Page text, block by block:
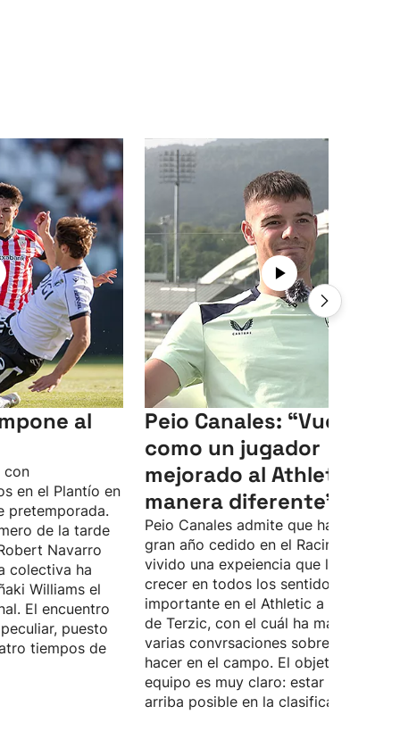
al
con
en el Plantío en
pretemporada.
de la tarde
Navarro
colectiva ha
Williams el
El encuentro
puesto
tiempos de
Peio Canales: “Vuelvo
como un jugador
mejorado al Athletic, de
manera diferente”
Peio Canales admite que ha pasado
gran año cedido en el Racing, donde
vivido una expeiencia que le ha
crecer en todos los sentidos. Quiere
importante en el Athletic a las
de Terzic, con el cuál ha mantenido
varias convrsaciones sobre lo que
hacer en el campo. El objetivo del
equipo es muy claro: estar lo más
arriba posible en la clasificación.